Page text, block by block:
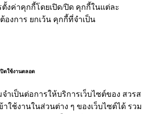
งค่าคุกกี้โดยเปิด/ปิด คุกกี้ในแต่ละ
องการ ยกเว้น คุกกี้ที่จำเป็น
ปิดใช้งานตลอด
ำเป็นต่อการให้บริการเว็บไซต์ของ สวรส
ใช้งานในส่วนต่าง ๆ ของเว็บไซต์ได้ รวม